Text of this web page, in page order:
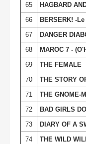
65
HAGBARD
66
BERSERK! -
67
DANGER
68
MAROC 7 -
69
THE FEMALE
70
THE STORY
71
THE GNOME-
72
BAD GIRLS
73
DIARY OF A
74
THE WILD